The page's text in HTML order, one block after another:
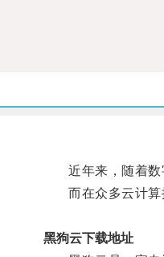
近年来，随着数字
而在众多云计算提
黑狗云下载地址